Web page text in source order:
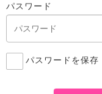
パスワード
パスワードを保存